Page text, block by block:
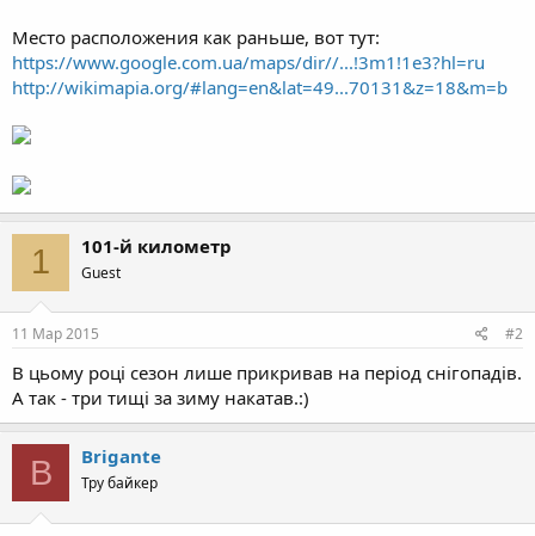
Место расположения как раньше, вот тут:
https://www.google.com.ua/maps/dir//...!3m1!1e3?hl=ru
http://wikimapia.org/#lang=en&lat=49...70131&z=18&m=b
1 101-й километр
Guest
11 Мар 2015 #2
В цьому році сезон лише прикривав на період снігопадів.
А так - три тищі за зиму накатав.:)
B Brigante
Тру байкер